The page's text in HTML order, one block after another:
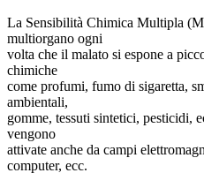
La Sensibilità Chimica Multipla
multiorgano ogni
volta che il malato si espone a
chimiche
come profumi, fumo di sigaretta,
ambientali,
gomme, tessuti sintetici, pesticidi,
vengono
attivate anche da campi
computer, ecc.